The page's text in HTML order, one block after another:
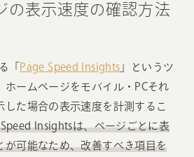
の表示速度の確認方法
「 Page Speed Insights 」というツ
ホームページをモバイル・PCそれ
した場合の表示速度を計測するこ
Insightsは、ページごとに表
が可能なため、改善すべき項目を